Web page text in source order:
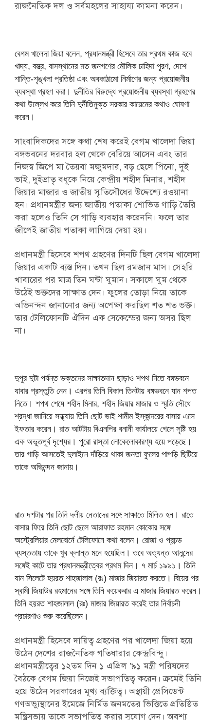
রাজনৈতিক দল ও সর্বমহলের সাহায্য কামনা করেন।
বেগম খালেদা জিয়া বলেন, প্রধানমন্ত্রী হিসেবে তার প্রথম কাজ হবে
খাদ্য, বস্ত্র, বাসস্থানের মত জনগণের মৌলিক চাহিদা পূরণ, দেশে
শান্তি-শৃঙ্খলা প্রতিষ্ঠা এবং অবকাঠামো নির্মাণের জন্য প্রয়োজনীয়
ব্যবস্থা গ্রহণ করা। দুর্নীতির বিরুদ্ধে প্রয়োজনীয় ব্যবস্থা গ্রহণের
কথা উল্লেখ করে তিনি দুর্নীতিমুক্ত সরকার কায়েমের কথাও ঘোষণা
করেন।
সাংবাদিকদের সঙ্গে কথা শেষ করেই বেগম খালেদা জিয়া
বঙ্গভবনের দরবার হল থেকে বেরিয়ে আসেন এবং তার
নিজস্ব জিপে মা তৈয়বা মজুমদার, বড় ছেলে পিনো, দুই
ভাই, দুইভ্রাতৃ বধূকে নিয়ে কেন্দ্রীয় শহীদ মিনার, শহীদ
জিয়ার মাজার ও জাতীয় স্মৃতিসৌধের উদ্দেশ্যে রওয়ানা
হন। প্রধানমন্ত্রীর জন্য জাতীয় পতাকা শোভিত গাড়ি তৈরি
করা হলেও তিনি সে গাড়ি ব্যবহার করেননি। ফলে তার
জীপেই জাতীয় পতাকা লাগিয়ে দেয়া হয়।
প্রধানমন্ত্রী হিসেবে শপথ গ্রহণের দিনটি ছিল বেগম খালেদা
জিয়ার একটি ব্যস্ত দিন। তখন ছিল রমজান মাস। সেহরি
খাবারের পর মাত্র তিন ঘন্টা ঘুমান। সকালে ঘুম থেকে
উঠেই ভক্তদের সাক্ষাত দেন। ফুলের তোড়া নিয়ে তাকে
অভিনন্দন জানানোর জন্য অপেক্ষা করছিল শত শত ভক্ত।
তার টেলিফোনটি ঐদিন এক সেকেন্ডের জন্য অসর ছিল
না।
দুপুর দুটা পর্যন্ত ভক্তদের সাক্ষাতদান ছাড়াও শপথ নিতে বঙ্গভবনে
যাবার প্রস্তুতি নেন। এরপর তিনি বিকাল তিনটায় বঙ্গভবনে যান শপত
নিতে। শপথ শেষে শহীদ মিনার, শহীদ জিয়ার মাজার ও স্মৃতি সৌধে
শ্রদ্ধা জানিয়ে সন্ধ্যায় তিনি ছোট ভাই শামীম ইস্কান্দরের বাসায় এসে
ইফতার করেন। রাত আটটায় বিএনপির বনানী কার্যালয়ে গেলে সৃষ্টি হয়
এক অভূতপূর্ব দৃশ্যের। পুরো রাস্তা লোকেলোকারণ্য হয়ে পড়েছে।
তার গাড়ি আসতেই দুলাইনে দাঁড়িয়ে থাকা জনতা ফুলের পাপড়ি ছিটিয়ে
তাকে অভিনন্দন জানায়।
রাত দশটার পর তিনি দলীয় নেতাদের সঙ্গে সাক্ষাতে মিলিত হন। রাতে
বাসায় ফিরে তিনি ছোট ছেলে আরাফাত রহমান কোকোর সঙ্গে
অস্ট্রেলিয়ার মেলবোর্নে টেলিফোনে কথা বলেন। রোজা ও প্রচন্ড
ব্যস্ততায় তাকে খুব ক্লান্ত মনে হয়েছিল। তবে অত্যন্ত আনন্দের
সঙ্গেই কাটে তার প্রধানমন্ত্রীত্বের প্রথম দিন। ৭ মার্চ ১৯৯১। তিনি
যান সিলেটে হয়রত শাহজালাল (রঃ) মাজার জিয়ারত করতে। বিয়ের পর
স্বামী জিয়াউর রহমানের সঙ্গে তিনি কয়েকবার এ মাজার জিয়ারত করেন।
তিনি হয়রত শাহজালাল (রঃ) মাজার জিয়ারত করেই তার নির্বাচনী
প্রচারণাও শুরু করেছিলেন।
প্রধানমন্ত্রী হিসেবে দায়িত্ব গ্রহণের পর খালেদা জিয়া হয়ে
উঠেন দেশের রাজনৈতিক গতিধারার কেন্দ্রবিন্দু।
প্রধানমন্ত্রীত্বের ১২তম দিন ১ এপ্রিল ’৯১ মন্ত্রী পরিষদের
বৈঠকে বেগম জিয়া নিজেই সভাপতিত্ব করেন। ক্রমেই তিনি
হয়ে উঠেন সরকারের মূখ্য ব্যক্তিত্ব। অস্থায়ী প্রেসিডেন্ট
গণঅভ্যুন্থানের ইমেজে নির্মিত জনমতের ভিত্তিতে প্রতিষ্ঠিত
মন্ত্রিসভায় তাকে সভাপতিত্ব করার সুযোগ দেন। অবশ্য